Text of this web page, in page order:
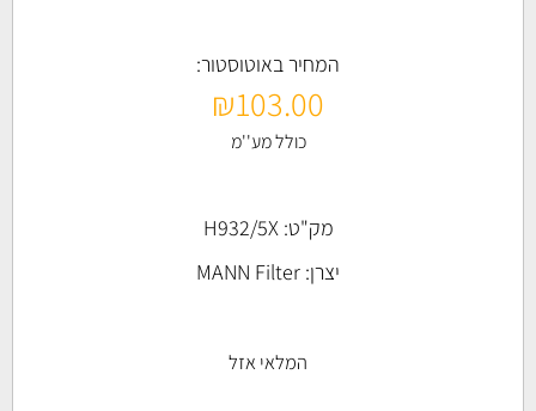
המחיר באוטוסטור:
₪103.00
כולל מע''מ
מק"ט: H932/5X
יצרן: MANN Filter
המלאי אזל